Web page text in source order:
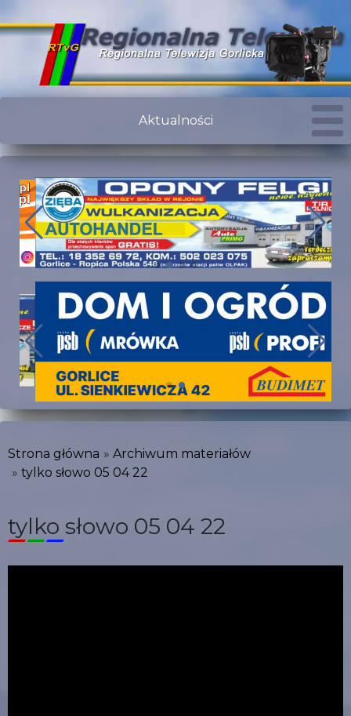
Aktualności
Strona główna
Archiwum materiałów
tylko słowo 05 04 22
tylko słowo 05 04 22